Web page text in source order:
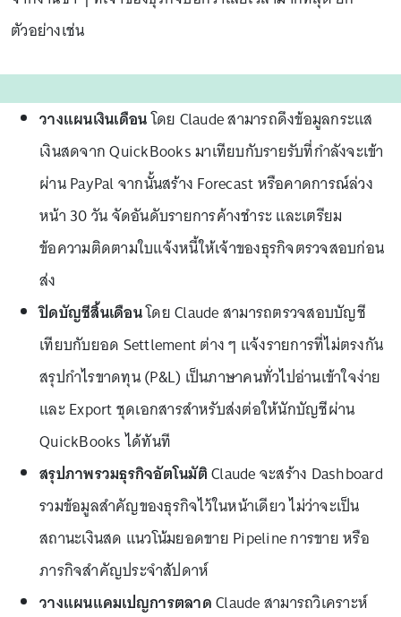
ตัวอย่างเช่น
วางแผนเงินเดือนโดย Claude สามารถดึงข้อมูลกระแส
เงินสดจาก QuickBooks มาเทียบกับรายรับที่กำลังจะเข้า
ผ่าน PayPal จากนั้นสร้าง Forecast หรือคาดการณ์ล่วง
หน้า 30 วัน จัดอันดับรายการค้างชำระ และเตรียม
ข้อความติดตามใบแจ้งหนี้ให้เจ้าของธุรกิจตรวจสอบก่อน
ส่ง
ปิดบัญชีสิ้นเดือนโดย Claude สามารถตรวจสอบบัญชี
เทียบกับยอด Settlement ต่าง ๆ แจ้งรายการที่ไม่ตรงกัน
สรุปกำไรขาดทุน (P&L) เป็นภาษาคนทั่วไปอ่านเข้าใจง่าย
และ Export ชุดเอกสารสำหรับส่งต่อให้นักบัญชีผ่าน
QuickBooks ได้ทันที
สรุปภาพรวมธุรกิจอัตโนมัติClaude จะสร้าง Dashboard
รวมข้อมูลสำคัญของธุรกิจไว้ในหน้าเดียว ไม่ว่าจะเป็น
สถานะเงินสด แนวโน้มยอดขาย Pipeline การขาย หรือ
ภารกิจสำคัญประจำสัปดาห์
วางแผนแคมเปญการตลาดClaude สามารถวิเคราะห์